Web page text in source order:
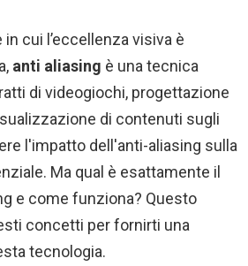
cui l’eccellenza visiva è
anti aliasing è una tecnica
di videogiochi, progettazione
di contenuti sugli
l'impatto dell'anti-aliasing sulla
Ma qual è esattamente il
e come funziona? Questo
concetti per fornirti una
tecnologia.